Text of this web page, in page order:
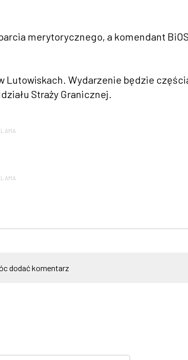
merytorycznego, a komendant
Lutowiskach. Wydarzenie będzie
Straży Granicznej.
dodać komentarz